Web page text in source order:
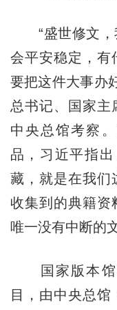
“盛世修文，
会平安稳定，有
要把这件大事办
总书记、国家主
中央总馆考察
品，习近平指
藏，就是在我们
收集到的典籍资
唯一没有中断的
国家版本馆
目，由中央总